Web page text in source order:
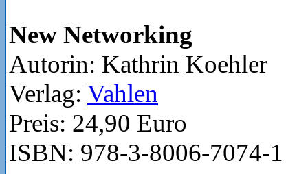
New Networking
Autorin: Kathrin Koehler
Verlag: Vahlen
Preis: 24,90 Euro
ISBN: 978-3-8006-7074-1